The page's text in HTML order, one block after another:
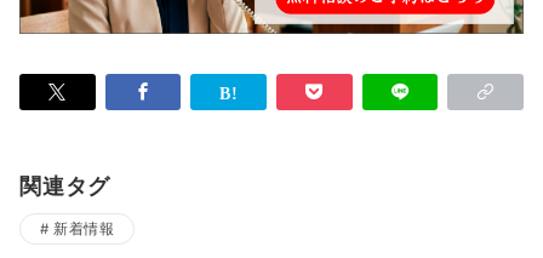
関連タグ
新着情報